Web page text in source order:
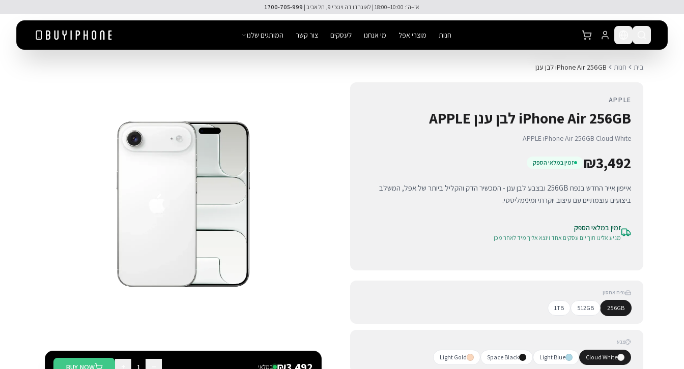
חנות מוצרי אפל מי אנחנו לעסקים צור קשר המותגים שלנו
במלאי 1
BUY NOW
בית חנות iPhone Air 256GB לבן ענן
APPLE
iPhone Air 256GB לבן ענן APPLE
APPLE iPhone Air 256GB Cloud White
₪3,492 זמין במלאי הספק
אייפון אייר החדש בנפח 256GB ובצבע לבן ענן - המכשיר הדק והקליל ביותר של אפל, המשלב
ביצועים עוצמתיים עם עיצוב יוקרתי ומינימליסטי.
זמין במלאי הספק
מגיע אלינו תוך יום עסקים אחד ויוצא אליך מיד לאחר מכן
נפח אחסון
256GB
512GB
1TB
צבע
Cloud White
Light Blue
Space Black
Light Gold